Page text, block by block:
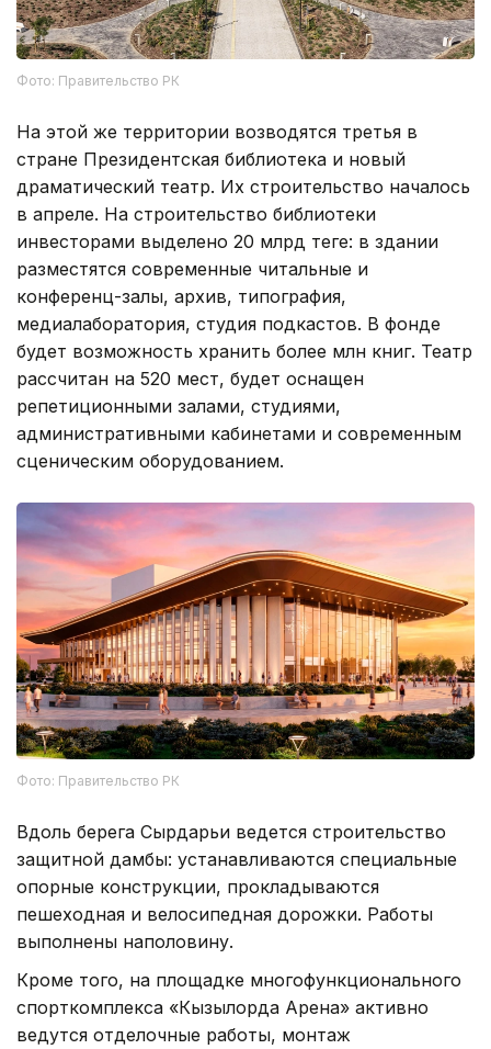
Фото: Правительство РК
На этой же территории возводятся третья в
стране Президентская библиотека и новый
драматический театр. Их строительство началось
в апреле. На строительство библиотеки
инвесторами выделено 20 млрд теңге: в здании
разместятся современные читальные и
конференц-залы, архив, типография,
медиалаборатория, студия подкастов. В фонде
будет возможность хранить более млн книг. Театр
рассчитан на 520 мест, будет оснащен
репетиционными залами, студиями,
административными кабинетами и современным
сценическим оборудованием.
Фото: Правительство РК
Вдоль берега Сырдарьи ведется строительство
защитной дамбы: устанавливаются специальные
опорные конструкции, прокладываются
пешеходная и велосипедная дорожки. Работы
выполнены наполовину.
Кроме того, на площадке многофункционального
спорткомплекса «Кызылорда Арена» активно
ведутся отделочные работы, монтаж